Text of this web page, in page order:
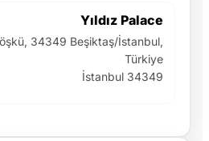
Yıldız Palace
34349 Beşiktaş/İstanbul,
Türkiye
İstanbul 34349